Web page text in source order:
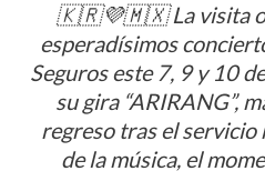
🇰🇷💜🇲🇽 La visita
esperadísimos
Seguros este 7, 9 y 10
su gira “ARIRANG”,
regreso tras el servicio
de la música, el